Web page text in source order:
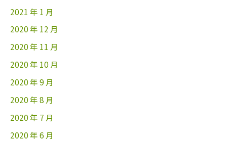
2021 年 1 月
2020 年 12 月
2020 年 11 月
2020 年 10 月
2020 年 9 月
2020 年 8 月
2020 年 7 月
2020 年 6 月